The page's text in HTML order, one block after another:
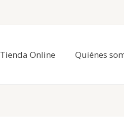
Tienda Online Quiénes